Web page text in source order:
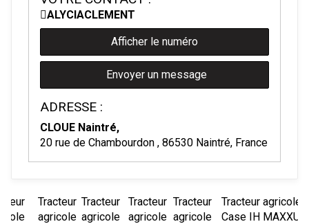
ALYCIACLEMENT
Afficher le numéro
Envoyer un message
ADRESSE :
CLOUE Naintré,
20 rue de Chambourdon , 86530 Naintré, France
Tracteur
agricole
Tracteur
agricole
Tracteur
agricole
Tracteur
agricole
Tracteur agricole
Case IH MAXXUM